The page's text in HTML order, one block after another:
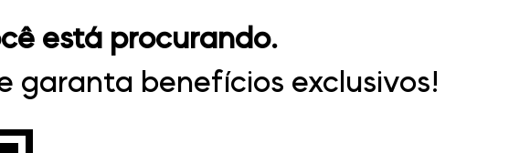
está procurando.
garanta benefícios exclusivos!